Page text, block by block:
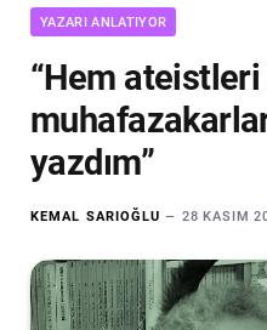
YAZARI ANLATIYOR
“Hem
yazdım”
KEMAL SARIOĞLU 28 KASIM